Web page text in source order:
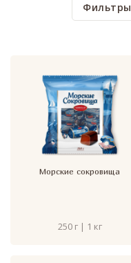
Фильтры
Морские сокровища
250 г | 1 кг